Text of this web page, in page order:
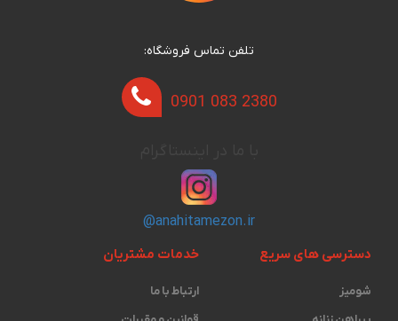
تلفن تماس فروشگاه:
0901 083 2380
@anahitamezon.ir
دسترسی های سریع
شومیز
خدمات مشتریان
ارتباط با ما